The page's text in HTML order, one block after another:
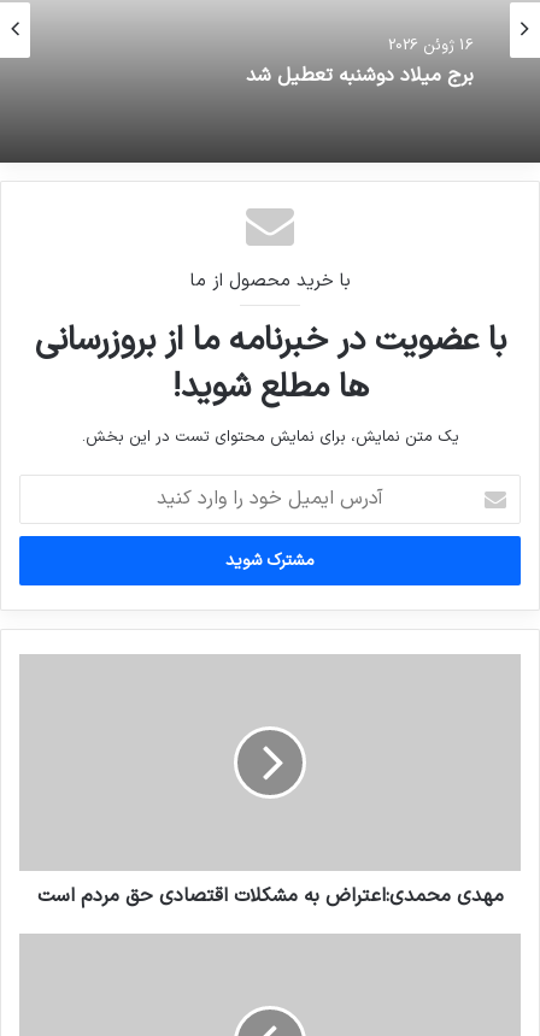
16 ژوئن 2026
برج میلاد دوشنبه تعطیل شد
با خرید محصول از ما
با عضویت در خبرنامه ما از بروزرسانی
ها مطلع شوید!
یک متن نمایش، برای نمایش محتوای تست در این بخش.
ایمیل
خود
وارد
کنید
مهدی محمدی:اعتراض به مشکلات اقتصادی حق مردم است